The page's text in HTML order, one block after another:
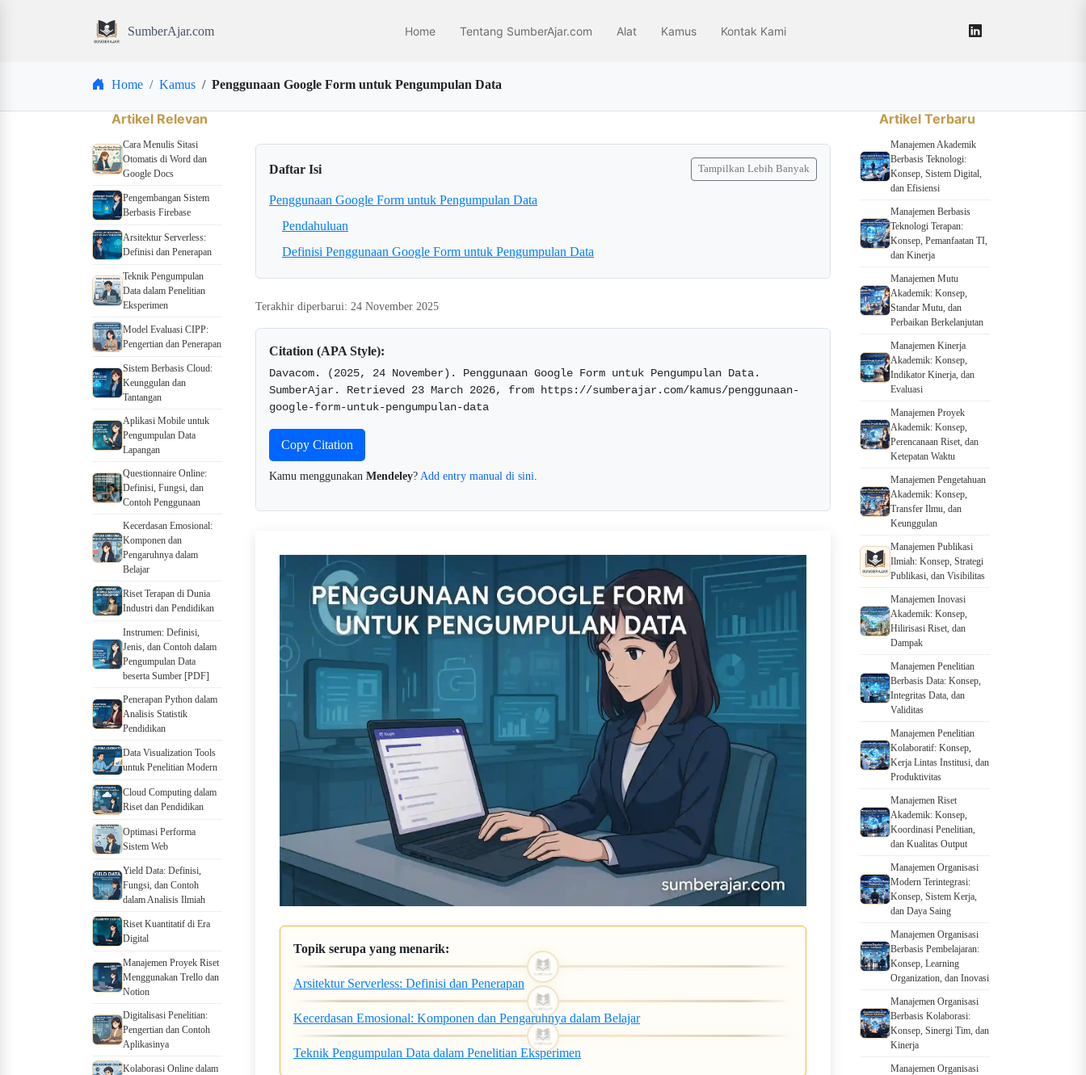
SumberAjar.com Home Tentang SumberAjar.com Alat Kamus Kontak Kami
Home Kamus Penggunaan Google Form untuk Pengumpulan Data
Artikel Relevan
Cara Menulis Sitasi
Otomatis di Word dan
Google Docs
Pengembangan Sistem
Berbasis Firebase
Arsitektur Serverless:
Definisi dan Penerapan
Teknik Pengumpulan
Data dalam Penelitian
Eksperimen
Model Evaluasi CIPP:
Pengertian dan Penerapan
Sistem Berbasis Cloud:
Keunggulan dan
Tantangan
Aplikasi Mobile untuk
Pengumpulan Data
Lapangan
Questionnaire Online:
Definisi, Fungsi, dan
Contoh Penggunaan
Kecerdasan Emosional:
Komponen dan
Pengaruhnya dalam
Belajar
Riset Terapan di Dunia
Industri dan Pendidikan
Instrumen: Definisi,
Jenis, dan Contoh dalam
Pengumpulan Data
beserta Sumber [PDF]
Penerapan Python dalam
Analisis Statistik
Pendidikan
Data Visualization Tools
untuk Penelitian Modern
Cloud Computing dalam
Riset dan Pendidikan
Optimasi Performa
Sistem Web
Yield Data: Definisi,
Fungsi, dan Contoh
dalam Analisis Ilmiah
Riset Kuantitatif di Era
Digital
Manajemen Proyek Riset
Menggunakan Trello dan
Notion
Digitalisasi Penelitian:
Pengertian dan Contoh
Aplikasinya
Kolaborasi Online dalam
Daftar Isi Tampilkan Lebih Banyak
Penggunaan Google Form untuk Pengumpulan Data
Pendahuluan
Definisi Penggunaan Google Form untuk Pengumpulan Data
Terakhir diperbarui: 24 November 2025
Citation (APA Style):
Davacom. (2025, 24 November). Penggunaan Google Form untuk Pengumpulan Data.
SumberAjar. Retrieved 23 March 2026, from https://sumberajar.com/kamus/penggunaan-
google-form-untuk-pengumpulan-data
Copy Citation
Kamu menggunakan Mendeley? Add entry manual di sini.
Topik serupa yang menarik:
Arsitektur Serverless: Definisi dan Penerapan
Kecerdasan Emosional: Komponen dan Pengaruhnya dalam Belajar
Teknik Pengumpulan Data dalam Penelitian Eksperimen
Artikel Terbaru
Manajemen Akademik
Berbasis Teknologi:
Konsep, Sistem Digital,
dan Efisiensi
Manajemen Berbasis
Teknologi Terapan:
Konsep, Pemanfaatan TI,
dan Kinerja
Manajemen Mutu
Akademik: Konsep,
Standar Mutu, dan
Perbaikan Berkelanjutan
Manajemen Kinerja
Akademik: Konsep,
Indikator Kinerja, dan
Evaluasi
Manajemen Proyek
Akademik: Konsep,
Perencanaan Riset, dan
Ketepatan Waktu
Manajemen Pengetahuan
Akademik: Konsep,
Transfer Ilmu, dan
Keunggulan
Manajemen Publikasi
Ilmiah: Konsep, Strategi
Publikasi, dan Visibilitas
Manajemen Inovasi
Akademik: Konsep,
Hilirisasi Riset, dan
Dampak
Manajemen Penelitian
Berbasis Data: Konsep,
Integritas Data, dan
Validitas
Manajemen Penelitian
Kolaboratif: Konsep,
Kerja Lintas Institusi, dan
Produktivitas
Manajemen Riset
Akademik: Konsep,
Koordinasi Penelitian,
dan Kualitas Output
Manajemen Organisasi
Modern Terintegrasi:
Konsep, Sistem Kerja,
dan Daya Saing
Manajemen Organisasi
Berbasis Pembelajaran:
Konsep, Learning
Organization, dan Inovasi
Manajemen Organisasi
Berbasis Kolaborasi:
Konsep, Sinergi Tim, dan
Kinerja
Manajemen Organisasi